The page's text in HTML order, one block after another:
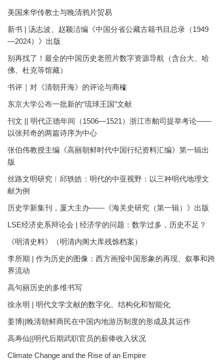
美国来华传教士与晚清鸦片贸易
新书 | 汤志波、赵颖洁编《中国分省公藏古籍书目总录（1949
—2024）》出版
别再找了！最全的中国历史老照片数字资源导航（含台大、哈
佛、杜克等馆藏）
书评｜对《清朝开海》的评论与商榷
东京大学公布一批新的“琉球王国”文献
刊文 || 明代正德年间（1506—1521）浙江市舶司提举考论——
以张邦奇的两篇诗序为中心
张伯伟教授主编《高丽朝鲜时代中国行纪资料汇编》第一辑出
版
丝路文明研究︱邱轶皓：明代的中亚视野：以三种明代地理文
献为例
历史学新集刊，厦大主办——《海关史研究（第一辑）》出版
LSE经济史系辩论会 | 经济学的问题：数学过多，历史不足？
《明清史料》（明清内阁大库残馀档案）
李所期 | 作为历史的图像：西方画报中国形象的再现、叙事和跨
界流动
高句丽历史的多维书写
徐永明 | 明代文学文献的数字化、结构化和智能化
姜博||晚清朝鲜商民在中国内地游历制度的形成及其运作
高寿仙||明代后期武职官员的薪俸收入状况
Climate Change and the Rise of an Empire